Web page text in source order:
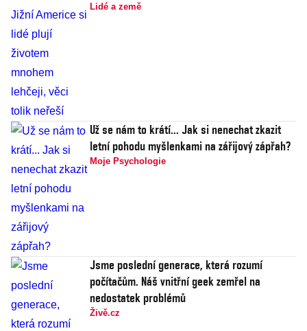
Lidé a země
Už se nám to krátí... Jak si nenechat zkazit
letní pohodu myšlenkami na zářijový zápřah?
Moje Psychologie
Jsme poslední generace, která rozumí
počítačům. Náš vnitřní geek zemřel na
nedostatek problémů
Živě.cz